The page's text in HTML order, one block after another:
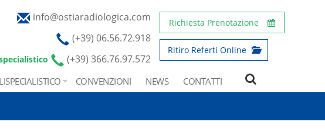
info@ostiaradiologica.com
(+39) 06.56.72.918
(+39) 366.76.97.572
Richiesta Prenotazione
Ritiro Referti Online
CONVENZIONI NEWS CONTATTI